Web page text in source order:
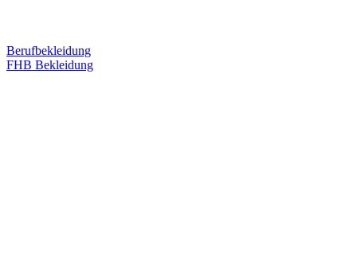
Berufbekleidung
FHB Bekleidung